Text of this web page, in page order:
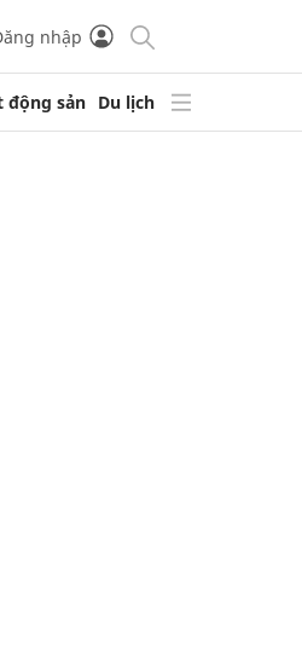
nhập
động sản Du lịch